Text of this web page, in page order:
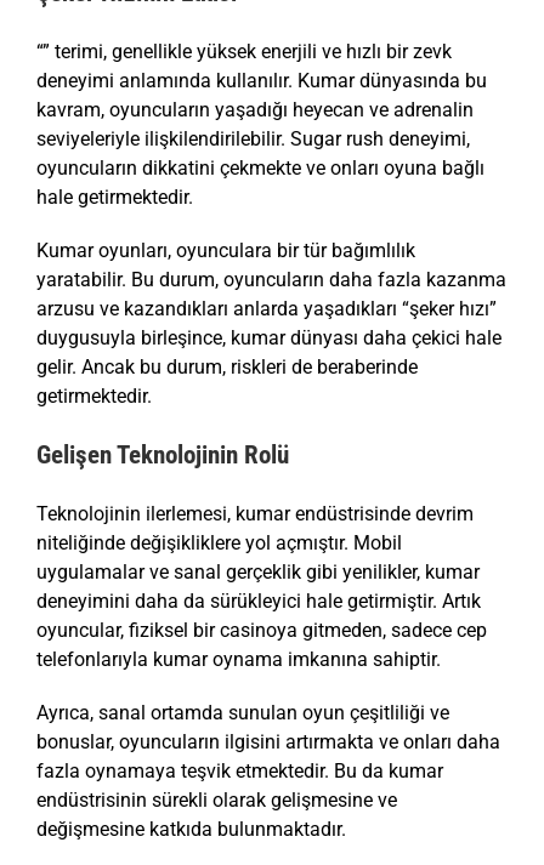
“” terimi, genellikle yüksek enerjili ve hızlı bir zevk
deneyimi anlamında kullanılır. Kumar dünyasında bu
kavram, oyuncuların yaşadığı heyecan ve adrenalin
seviyeleriyle ilişkilendirilebilir. Sugar rush deneyimi,
oyuncuların dikkatini çekmekte ve onları oyuna bağlı
hale getirmektedir.
Kumar oyunları, oyunculara bir tür bağımlılık
yaratabilir. Bu durum, oyuncuların daha fazla kazanma
arzusu ve kazandıkları anlarda yaşadıkları “şeker hızı”
duygusuyla birleşince, kumar dünyası daha çekici hale
gelir. Ancak bu durum, riskleri de beraberinde
getirmektedir.
Gelişen Teknolojinin Rolü
Teknolojinin ilerlemesi, kumar endüstrisinde devrim
niteliğinde değişikliklere yol açmıştır. Mobil
uygulamalar ve sanal gerçeklik gibi yenilikler, kumar
deneyimini daha da sürükleyici hale getirmiştir. Artık
oyuncular, fiziksel bir casinoya gitmeden, sadece cep
telefonlarıyla kumar oynama imkanına sahiptir.
Ayrıca, sanal ortamda sunulan oyun çeşitliliği ve
bonuslar, oyuncuların ilgisini artırmakta ve onları daha
fazla oynamaya teşvik etmektedir. Bu da kumar
endüstrisinin sürekli olarak gelişmesine ve
değişmesine katkıda bulunmaktadır.